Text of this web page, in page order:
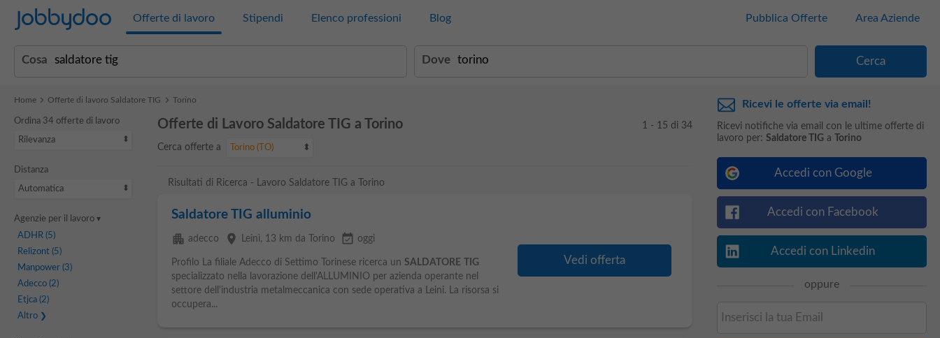
Jobbydoo Offerte di lavoro Stipendi Elenco professioni Blog Pubblica Offerte Area Aziende
Cosa Dove
Home Offerte di lavoro Saldatore TIG Torino
Ordina 34 offerte di lavoro
Rilevanza
Distanza
Automatica
Agenzie per il lavoro
ADHR(5)
Relizont(5)
Manpower(3)
Adecco(2)
Etjca(2)
Altro
Offerte di Lavoro Saldatore TIG a Torino
Cerca offerte a Torino (TO)
1 - 15 di 34
Risultati di Ricerca - Lavoro Saldatore TIG a Torino
Saldatore TIG alluminio
apartment adecco place Leinì, 13 km da Torino event_available oggi
Profilo La filiale Adecco di Settimo Torinese ricerca un SALDATORE
TIG
specializzato nella lavorazione dell'ALLUMINIO per azienda operante nel
settore dell'industria metalmeccanica con sede operativa a Leini. La risorsa si
occupera...
Vedi offerta
Ricevi le offerte via email!
Ricevi notifiche via email con le ultime offerte di
lavoro per: Saldatore TIGa Torino
Accedi con Google
Accedi con Facebook
Accedi con Linkedin
oppure